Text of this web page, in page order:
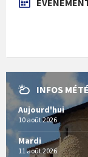
INFOS
Aujourd'hui
10 août 2026
Mardi
11 août 2026